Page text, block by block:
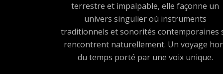
terrestre et impalpable, elle façonne un
univers singulier où instruments
traditionnels et sonorités contemporaines
rencontrent naturellement. Un voyage
du temps porté par une voix unique.